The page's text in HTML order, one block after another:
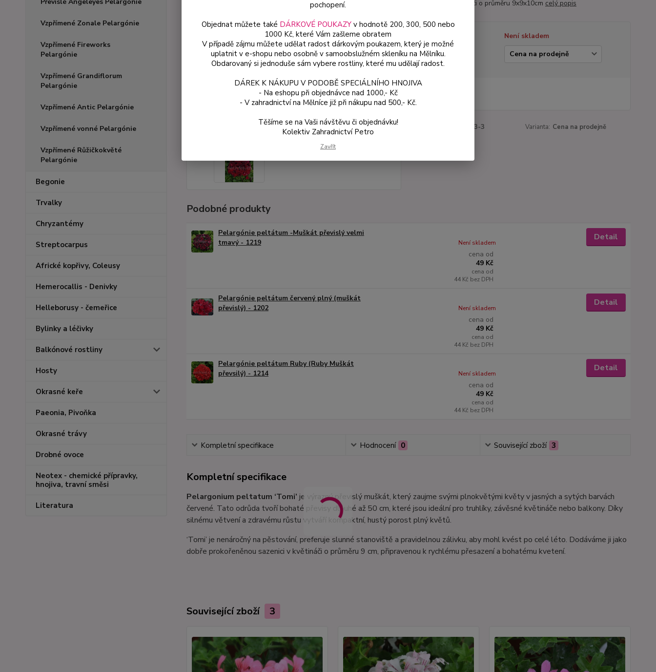
Vzpřímené Zonale Pelargónie
Vzpřímené Fireworks
Pelargónie
Vzpřímené Grandiflorum
Pelargónie
Vzpřímené Antic Pelargónie
Vzpřímené vonné Pelargónie
Vzpřímené Růžičkokvěté
Pelargónie
Begonie
Trvalky
Chryzantémy
Streptocarpus
Africké kopřivy, Coleusy
Hemerocallis - Denivky
Helleborusy - čemeřice
Bylinky a léčivky
Balkónové rostliny
Hosty
Okrasné keře
Paeonia, Pivoňka
Okrasné trávy
Drobné ovoce
Neotex - chemické přípravky,
hnojiva, travní směsi
Literatura
sazenice v květináči o průměru 9x9x10cm celý popis
Není skladem
Varianta
1213-3 Varianta: Cena na prodejně
Podobné produkty
Pelargónie peltátum -Muškát převislý velmi
tmavý - 1219
cena od
49 Kč
cena od
44 Kč bez DPH
Není skladem
Detail
Pelargónie peltátum červený plný (muškát
převislý) - 1202
cena od
49 Kč
cena od
44 Kč bez DPH
Není skladem
Detail
Pelargónie peltátum Ruby (Ruby Muškát
převsilý) - 1214
cena od
49 Kč
cena od
44 Kč bez DPH
Není skladem
Detail
Kompletní specifikace Hodnocení 0 Související zboží 3
Kompletní specifikace
Pelargonium peltatum ‘Tomi’ je výrazný převislý muškát, který zaujme svými plnokvětými květy v jasných a sytých barvách
červené. Tato odrůda tvoří bohaté převisy dlouhé až 50 cm, které jsou ideální pro truhlíky, závěsné květináče nebo balkony. Díky
silnému větvení a zdravému růstu vytváří kompaktní, hustý porost plný květů.
‘Tomi’ je nenáročný na pěstování, preferuje slunné stanoviště a pravidelnou zálivku, aby mohl kvést po celé léto. Dodáváme ji jako
dobře prokořeněnou sazenici v květináči o průměru 9 cm, připravenou k rychlému přesazení a bohatému kvetení.
Související zboží 3
pochopení.
Objednat můžete také DÁRKOVÉ POUKAZYv hodnotě 200, 300, 500 nebo
1000 Kč, které Vám zašleme obratem
V případě zájmu můžete udělat radost dárkovým poukazem, který je možné
uplatnit v e-shopu nebo osobně v samoobslužném skleníku na Mělníku.
Obdarovaný si jednoduše sám vybere rostliny, které mu udělají radost.
DÁREK K NÁKUPU V PODOBĚ SPECIÁLNÍHO HNOJIVA
- Na eshopu při objednávce nad 1000,- Kč
- V zahradnictví na Mělníce již při nákupu nad 500,- Kč.
Těšíme se na Vaši návštěvu či objednávku!
Kolektiv Zahradnictví Petro
Zavřít